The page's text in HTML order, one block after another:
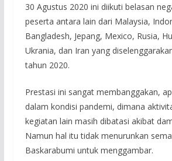
30 Agustus 2020 ini diikuti belasan
peserta antara lain dari Malaysia,
Bangladesh, Jepang, Mexico, Rusia,
Ukrania, dan Iran yang
tahun 2020.
Prestasi ini sangat membanggakan,
dalam kondisi pandemi, dimana
kegiatan lain masih dibatasi akibat
Namun hal itu tidak menurunkan
Baskarabumi untuk menggambar.